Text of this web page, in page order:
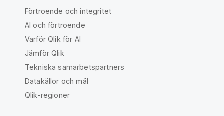
Förtroende och integritet
AI och förtroende
Varför Qlik för AI
Jämför Qlik
Tekniska samarbetspartners
Datakällor och mål
Qlik-regioner